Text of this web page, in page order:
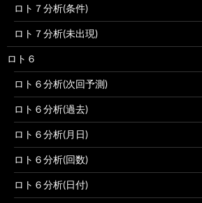
ロト７分析(条件)
ロト７分析(未出現)
ロト６
ロト６分析(次回予測)
ロト６分析(過去)
ロト６分析(月日)
ロト６分析(回数)
ロト６分析(日付)